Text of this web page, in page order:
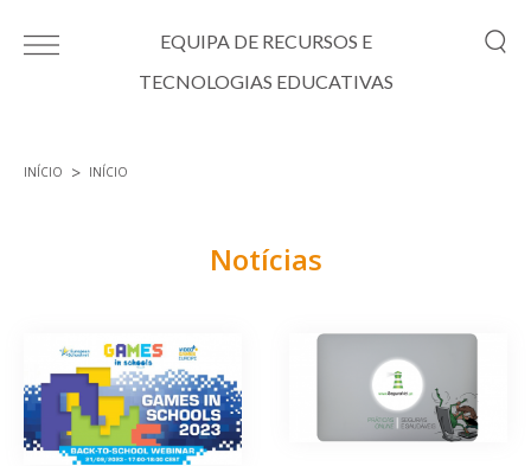
EQUIPA DE RECURSOS E
TECNOLOGIAS EDUCATIVAS
INÍCIO INÍCIO
Notícias
Páginas